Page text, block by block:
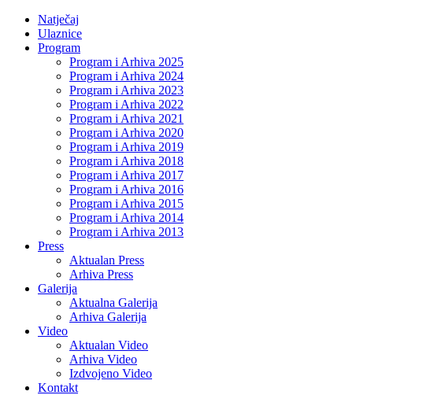
Natječaj
Ulaznice
Program
Program i Arhiva 2025
Program i Arhiva 2024
Program i Arhiva 2023
Program i Arhiva 2022
Program i Arhiva 2021
Program i Arhiva 2020
Program i Arhiva 2019
Program i Arhiva 2018
Program i Arhiva 2017
Program i Arhiva 2016
Program i Arhiva 2015
Program i Arhiva 2014
Program i Arhiva 2013
Press
Aktualan Press
Arhiva Press
Galerija
Aktualna Galerija
Arhiva Galerija
Video
Aktualan Video
Arhiva Video
Izdvojeno Video
Kontakt